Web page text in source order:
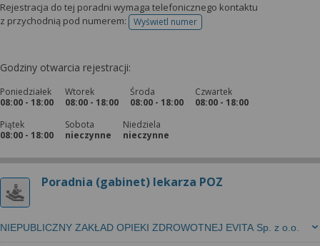
Rejestracja do tej poradni wymaga telefonicznego kontaktu
z przychodnią pod numerem:
Wyświetl numertelefonu do rejestracji
Godziny otwarcia rejestracji:
Poniedziałek
08:00 - 18:00
Wtorek
08:00 - 18:00
Środa
08:00 - 18:00
Czwartek
08:00 - 18:00
Piątek
08:00 - 18:00
Sobota
nieczynne
Niedziela
nieczynne
Poradnia (gabinet) lekarza POZ
NIEPUBLICZNY ZAKŁAD OPIEKI ZDROWOTNEJ EVITA Sp. z o.o.